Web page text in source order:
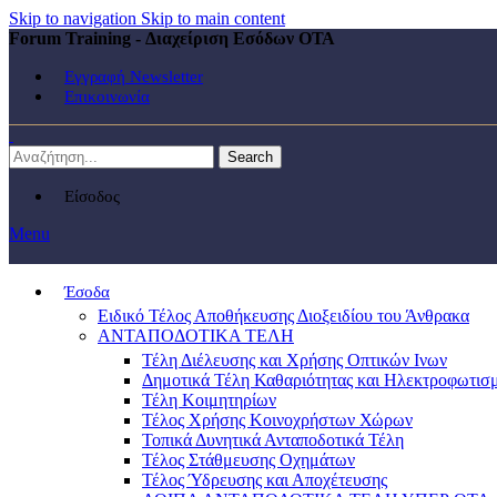
Skip to navigation Skip to main content
Forum Training - Διαχείριση Εσόδων ΟΤΑ
Εγγραφή Newsletter
Επικοινωνία
Search
Είσοδος
Menu
Έσοδα
Ειδικό Τέλος Αποθήκευσης Διοξειδίου του Άνθρακα
ΑΝΤΑΠΟΔΟΤΙΚΑ ΤΕΛΗ
Τέλη Διέλευσης και Χρήσης Οπτικών Ινων
Δημοτικά Τέλη Καθαριότητας και
Τέλη Κοιμητηρίων
Τέλος Χρήσης Κοινοχρήστων Χώρων
Τοπικά Δυνητικά Ανταποδοτικά Τέλη
Τέλος Στάθμευσης Οχημάτων
Τέλος Ύδρευσης και Αποχέτευσης